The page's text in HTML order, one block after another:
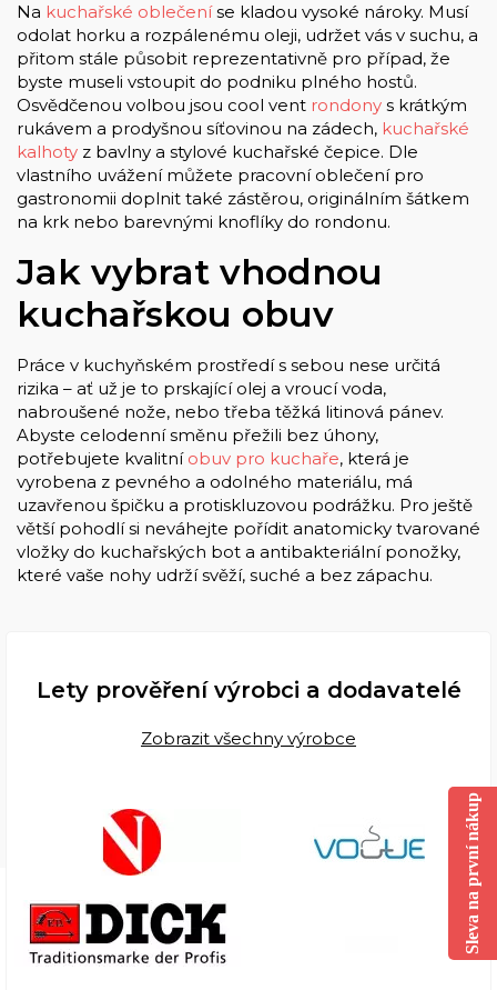
Na kuchařské oblečeníse kladou vysoké nároky. Musí
odolat horku a rozpálenému oleji, udržet vás v suchu, a
přitom stále působit reprezentativně pro případ, že
byste museli vstoupit do podniku plného hostů.
Osvědčenou volbou jsou cool vent rondony s krátkým
rukávem a prodyšnou síťovinou na zádech, kuchařské
kalhoty z bavlny a stylové kuchařské čepice. Dle
vlastního uvážení můžete pracovní oblečení pro
gastronomii doplnit také zástěrou, originálním šátkem
na krk nebo barevnými knoflíky do rondonu.
Jak vybrat vhodnou
kuchařskou obuv
Práce v kuchyňském prostředí s sebou nese určitá
rizika – ať už je to prskající olej a vroucí voda,
nabroušené nože, nebo třeba těžká litinová pánev.
Abyste celodenní směnu přežili bez úhony,
potřebujete kvalitní obuv pro kuchaře, která je
vyrobena z pevného a odolného materiálu, má
uzavřenou špičku a protiskluzovou podrážku. Pro ještě
větší pohodlí si neváhejte pořídit anatomicky tvarované
vložky do kuchařských bot a antibakteriální ponožky,
které vaše nohy udrží svěží, suché a bez zápachu.
Lety prověření výrobci a dodavatelé
Zobrazit všechny výrobce
Sleva na první nákup